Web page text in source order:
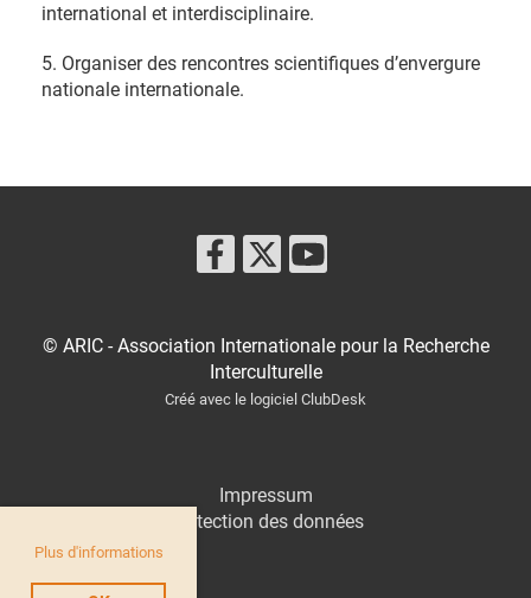
Plus d'informations
international et interdisciplinaire.
5. Organiser des rencontres scientifiques d’envergure
nationale internationale.
© ARIC - Association Internationale pour la Recherche
Interculturelle
Créé avec le logiciel ClubDesk
Impressum
Protection des données